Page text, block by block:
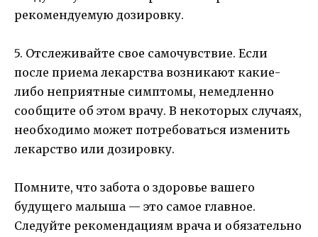
рекомендуемую дозировку.
5. Отслеживайте свое самочувствие. Если
после приема лекарства возникают какие-
либо неприятные симптомы, немедленно
сообщите об этом врачу. В некоторых случаях,
необходимо может потребоваться изменить
лекарство или дозировку.
Помните, что забота о здоровье вашего
будущего малыша — это самое главное.
Следуйте рекомендациям врача и обязательно